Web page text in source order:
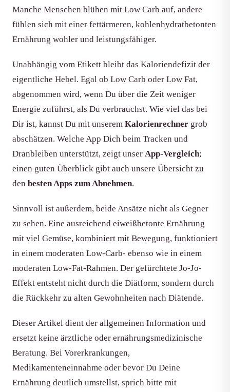
Manche Menschen blühen mit Low Carb auf, andere
fühlen sich mit einer fettärmeren, kohlenhydratbetonten
Ernährung wohler und leistungsfähiger.
Unabhängig vom Etikett bleibt das Kaloriendefizit der
eigentliche Hebel. Egal ob Low Carb oder Low Fat,
abgenommen wird, wenn Du über die Zeit weniger
Energie zuführst, als Du verbrauchst. Wie viel das bei
Dir ist, kannst Du mit unserem Kalorienrechner grob
abschätzen. Welche App Dich beim Tracken und
Dranbleiben unterstützt, zeigt unser App-Vergleich;
einen guten Überblick gibt auch unsere Übersicht zu
den besten Apps zum Abnehmen.
Sinnvoll ist außerdem, beide Ansätze nicht als Gegner
zu sehen. Eine ausreichend eiweißbetonte Ernährung
mit viel Gemüse, kombiniert mit Bewegung, funktioniert
in einem moderaten Low-Carb- ebenso wie in einem
moderaten Low-Fat-Rahmen. Der gefürchtete Jo-Jo-
Effekt entsteht nicht durch die Diätform, sondern durch
die Rückkehr zu alten Gewohnheiten nach Diätende.
Dieser Artikel dient der allgemeinen Information und
ersetzt keine ärztliche oder ernährungsmedizinische
Beratung. Bei Vorerkrankungen,
Medikamenteneinnahme oder bevor Du Deine
Ernährung deutlich umstellst, sprich bitte mit